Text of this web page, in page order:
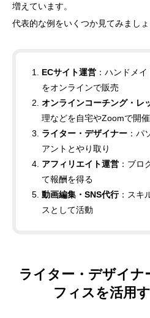
増えています。
代表的な例をいくつか見てみましょ
ECサイト運営：ハンドメイ
をオンラインで販売
オンラインコーチング・レ
理などを自宅やZoomで開催
ライター・デザイナー：パ
アントとやり取り
アフィリエイト運営：ブロ
て報酬を得る
動画編集・SNS代行：スキ
スとして活動
ライター・デザイナ
フィスを活用